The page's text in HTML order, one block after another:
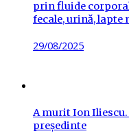
prin fluide
fecale, urină, lapte
Posted
29/08/2025
A murit Ion
președinte